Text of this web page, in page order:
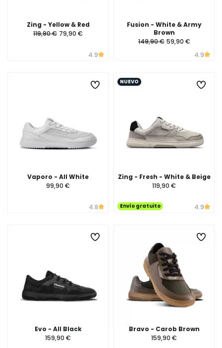
Zing - Yellow & Red
119,90 € 79,90 €
4.9
Fusion - White & Army
Brown
149,90 € 59,90 €
4.9
Vaporo - All White
99,90 €
4.8
NUEVO
Zing - Fresh - White & Beige
119,90 €
Envío gratuito 4.9
Evo - All Black
159,90 €
Bravo - Carob Brown
159,90 €